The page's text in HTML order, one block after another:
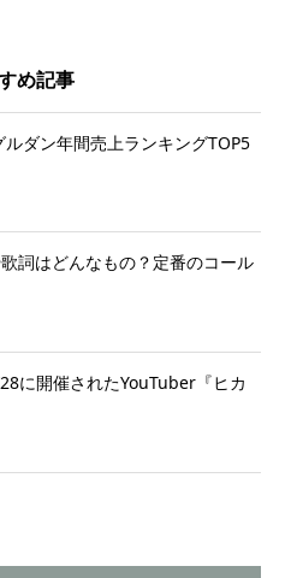
め記事
ルダン年間売上ランキングTOP5
詞はどんなもの？定番のコール
に開催されたYouTuber『ヒカ